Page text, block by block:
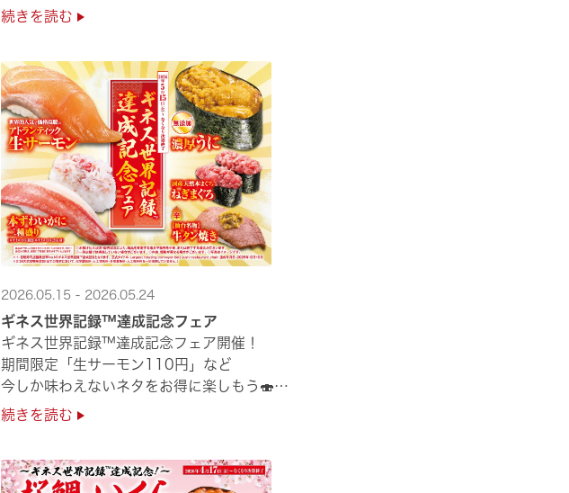
圧倒的な贅沢感をぜひ店舗でご堪能ください🍣
続きを読む
2026.05.15 - 2026.05.24
ギネス世界記録™達成記念フェア
ギネス世界記録™達成記念フェア開催！
期間限定「生サーモン110円」など
今しか味わえないネタをお得に楽しもう🍣
是非お越しください✨
続きを読む